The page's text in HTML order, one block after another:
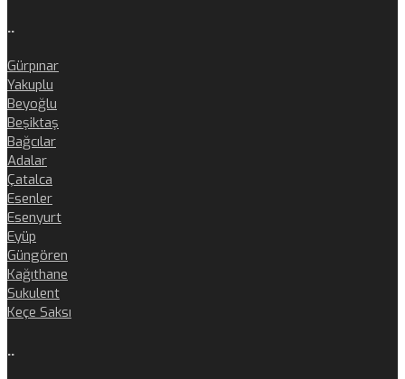
..
Gürpınar
Yakuplu
Beyoğlu
Beşiktaş
Bağcılar
Adalar
Çatalca
Esenler
Esenyurt
Eyüp
Güngören
Kağıthane
Sukulent
Keçe Saksı
..